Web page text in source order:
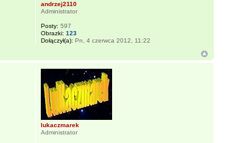
andrzej2110
Administrator
Posty: 597
Obrazki: 123
Dołączył(a): Pn, 4 czerwca 2012, 11:22
lukaczmarek
Administrator